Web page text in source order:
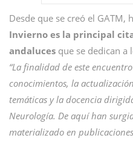
Desde que se creó el GATM,
Invierno es la principal
andaluces que se dedican
“La finalidad de este
conocimientos, la
temáticas y la docencia
Neurología. De aquí han
materializado en